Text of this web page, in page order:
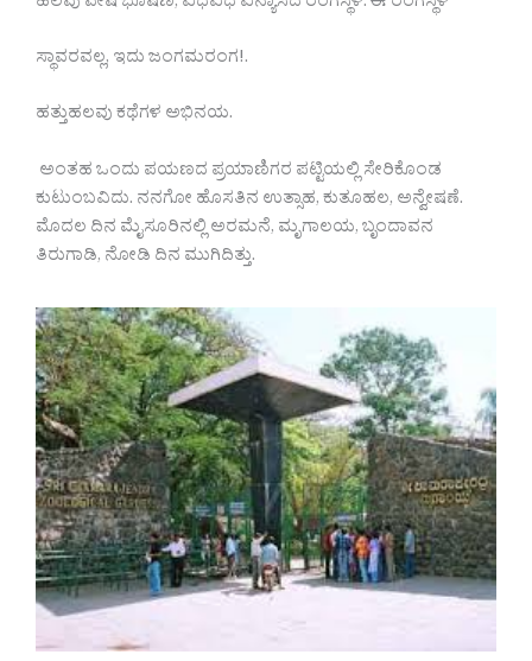
ಸ್ಥಾವರವಲ್ಲ, ಇದು ಜಂಗಮರಂಗ!.
ಹತ್ತುಹಲವು ಕಥೆಗಳ ಅಭಿನಯ.
ಅಂತಹ ಒಂದು ಪಯಣದ ಪ್ರಯಾಣಿಗರ ಪಟ್ಟಿಯಲ್ಲಿ ಸೇರಿಕೊಂಡ
ಕುಟುಂಬವಿದು. ನನಗೋ ಹೊಸತಿನ ಉತ್ಸಾಹ, ಕುತೂಹಲ, ಅನ್ವೇಷಣೆ.
ಮೊದಲ ದಿನ ಮೈಸೂರಿನಲ್ಲಿ ಅರಮನೆ, ಮೃಗಾಲಯ, ಬೃಂದಾವನ
ತಿರುಗಾಡಿ, ನೋಡಿ ದಿನ ಮುಗಿದಿತ್ತು.